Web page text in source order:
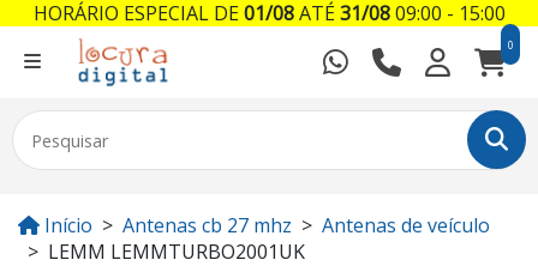
0
Início Antenas cb 27 mhz
Antenas de veículo
LEMM LEMMTURBO2001UK
HORÁRIO ESPECIAL DE01/08ATÉ31/0809:00 - 15:00